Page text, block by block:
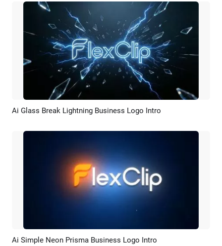
Pré-visualizar Criar IA
Ai Glass Break Lightning Business Logo Intro
Pré-visualizar Criar IA
Ai Simple Neon Prisma Business Logo Intro